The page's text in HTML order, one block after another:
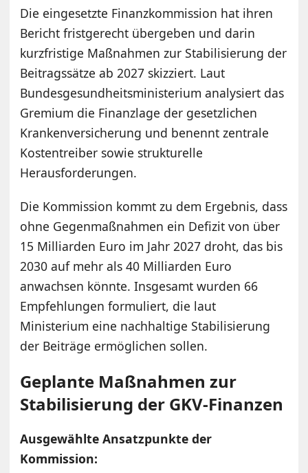
Die eingesetzte Finanzkommission hat ihren
Bericht fristgerecht übergeben und darin
kurzfristige Maßnahmen zur Stabilisierung der
Beitragssätze ab 2027 skizziert. Laut
Bundesgesundheitsministerium analysiert das
Gremium die Finanzlage der gesetzlichen
Krankenversicherung und benennt zentrale
Kostentreiber sowie strukturelle
Herausforderungen.
Die Kommission kommt zu dem Ergebnis, dass
ohne Gegenmaßnahmen ein Defizit von über
15 Milliarden Euro im Jahr 2027 droht, das bis
2030 auf mehr als 40 Milliarden Euro
anwachsen könnte. Insgesamt wurden 66
Empfehlungen formuliert, die laut
Ministerium eine nachhaltige Stabilisierung
der Beiträge ermöglichen sollen.
Geplante Maßnahmen zur
Stabilisierung der GKV-Finanzen
Ausgewählte Ansatzpunkte der
Kommission: